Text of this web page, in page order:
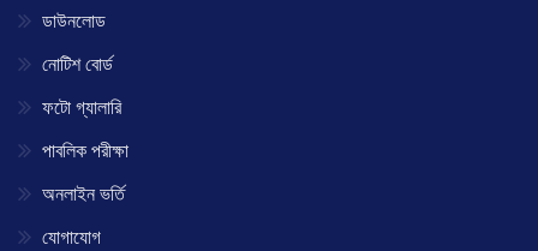
ডাউনলোড
নোটিশ বোর্ড
ফটো গ্যালারি
পাবলিক পরীক্ষা
অনলাইন ভর্তি
যোগাযোগ